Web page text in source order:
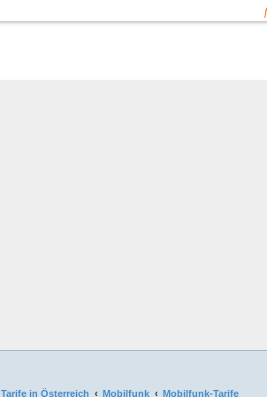
Tarife in Österreich Mobilfunk Mobilfunk-Tarife